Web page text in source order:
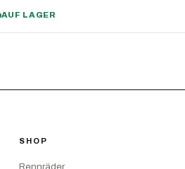
AUF LAGER
SHOP
Rennräder